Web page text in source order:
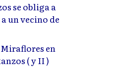
se obliga a
un vecino de
en
( y II )